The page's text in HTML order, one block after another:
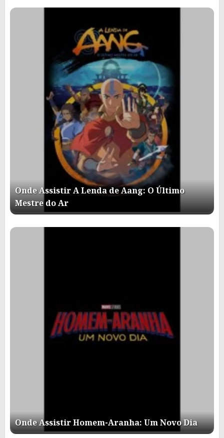
Onde Assistir A Lenda de Aang: O Último
Mestre do Ar
Onde Assistir Homem-Aranha: Um Novo Dia